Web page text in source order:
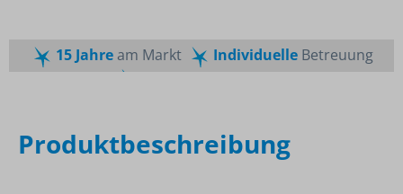
15 Jahream Markt IndividuelleBetreuung
Produktbeschreibung